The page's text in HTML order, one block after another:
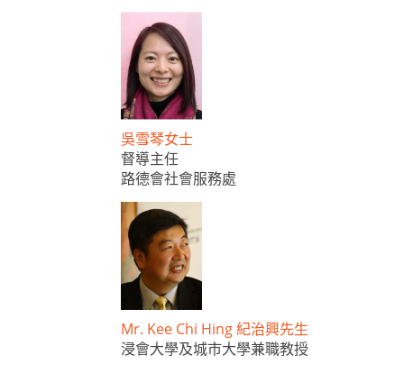
吳雪琴女士
督導主任
路德會社會服務處
Mr. Kee Chi Hing 紀治興先生
浸會大學及城市大學兼職教授